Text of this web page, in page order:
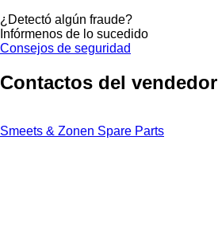
¿Detectó algún fraude?
Infórmenos de lo sucedido
Consejos de seguridad
Contactos del vendedor
Smeets & Zonen Spare Parts